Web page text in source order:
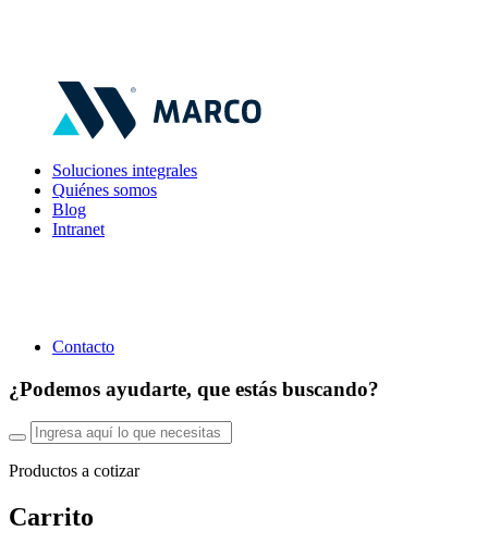
Soluciones integrales
Quiénes somos
Blog
Intranet
Contacto
¿Podemos ayudarte, que estás buscando?
Productos a cotizar
Carrito